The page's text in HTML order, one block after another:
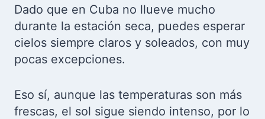
Dado que en Cuba no llueve mucho
durante la estación seca, puedes esperar
cielos siempre claros y soleados, con muy
pocas excepciones.
Eso sí, aunque las temperaturas son más
frescas, el sol sigue siendo intenso, por lo